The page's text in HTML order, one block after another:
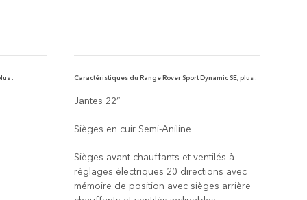
: Caractéristiques du Range Rover Sport Dynamic SE, plus :
Jantes 22”
Sièges en cuir Semi-Aniline
Sièges avant chauffants et ventilés à
réglages électriques 20 directions avec
mémoire de position avec sièges arrière